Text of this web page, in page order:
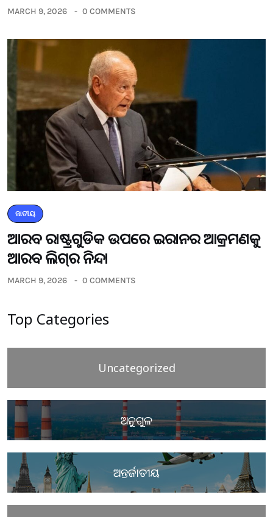
MARCH 9, 2026 0 COMMENTS
ଜାତୀୟ
ଆରବ ରାଷ୍ଟ୍ରଗୁଡିକ ଉପରେ ଇରାନର ଆକ୍ରମଣକୁ
ଆରବ ଲିଗ୍‌ର ନିନ୍ଦା
MARCH 9, 2026 0 COMMENTS
Top Categories
Uncategorized
ଅନୁଗୁଳ
ଅନ୍ତର୍ଜାତୀୟ